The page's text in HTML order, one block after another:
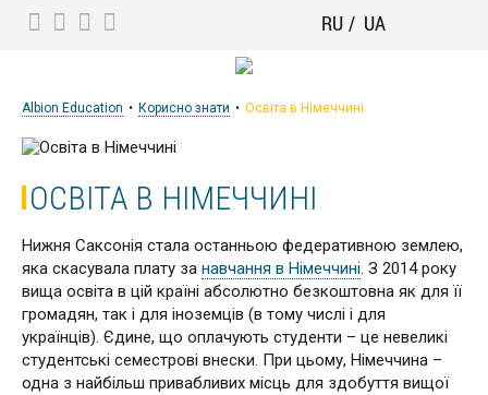
RU UA
Albion Education Корисно знати Освіта в Німеччині
ОСВІТА В НІМЕЧЧИНІ
Нижня Саксонія стала останньою федеративною землею,
яка скасувала плату за навчання в Німеччині. З 2014 року
вища освіта в цій країні абсолютно безкоштовна як для її
громадян, так і для іноземців (в тому числі і для
українців). Єдине, що оплачують студенти – це невеликі
студентські семестрові внески. При цьому, Німеччина –
одна з найбільш привабливих місць для здобуття вищої